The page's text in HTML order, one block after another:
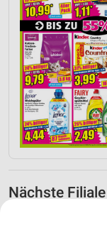
Nächste Filiale